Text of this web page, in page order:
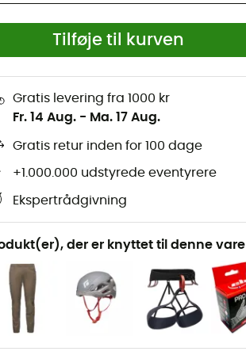
Tilføje til kurven
Gratis levering fra 1000 kr
Fr. 14 Aug. - Ma. 17 Aug.
Gratis retur inden for 100 dage
+1.000.000 udstyrede eventyrere
Ekspertrådgivning
der er knyttet til denne vare